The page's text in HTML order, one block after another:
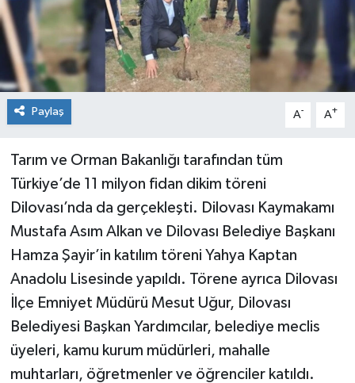
Paylaş A- A+
Tarım ve Orman Bakanlığı tarafından tüm
Türkiye’de 11 milyon fidan dikim töreni
Dilovası’nda da gerçekleşti. Dilovası Kaymakamı
Mustafa Asım Alkan ve Dilovası Belediye Başkanı
Hamza Şayir’in katılım töreni Yahya Kaptan
Anadolu Lisesinde yapıldı. Törene ayrıca Dilovası
İlçe Emniyet Müdürü Mesut Uğur, Dilovası
Belediyesi Başkan Yardımcılar, belediye meclis
üyeleri, kamu kurum müdürleri, mahalle
muhtarları, öğretmenler ve öğrenciler katıldı.